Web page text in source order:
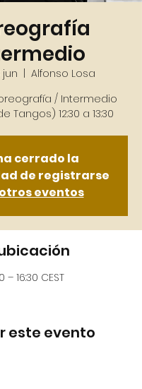
jun
  |
Alfonso Losa
/ Intermedio
Tangos) 12:30 a 13:30
cerrado la
de registrarse
eventos
– 16:30 CEST
este evento